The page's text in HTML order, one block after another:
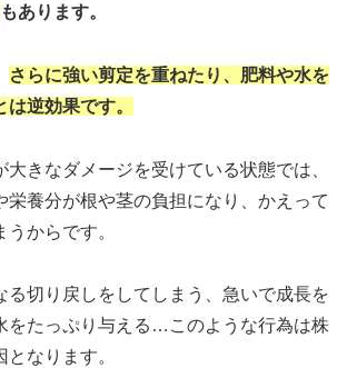
もあります。
さらに強い剪定を重ねたり、肥料や水を
逆効果です。
大きなダメージを受けている状態では、
栄養分が根や茎の負担になり、かえって
からです。
る切り戻しをしてしまう、急いで成長を
をたっぷり与える…このような行為は株
なります。